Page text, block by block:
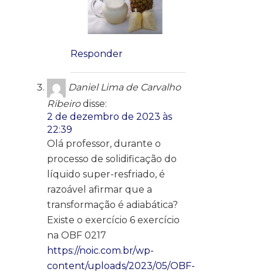
Responder
Daniel Lima de Carvalho
Ribeiro disse:
2 de dezembro de 2023 às
22:39
Olá professor, durante o
processo de solidificação do
líquido super-resfriado, é
razoável afirmar que a
transformação é adiabática?
Existe o exercício 6 exercício
na OBF 0217
https://noic.com.br/wp-
content/uploads/2023/05/OBF-